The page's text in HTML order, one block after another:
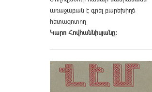
առաջաբան է գրել բարեխիղճ
հետազոտող
Կարո Հովհաննիսյանը։